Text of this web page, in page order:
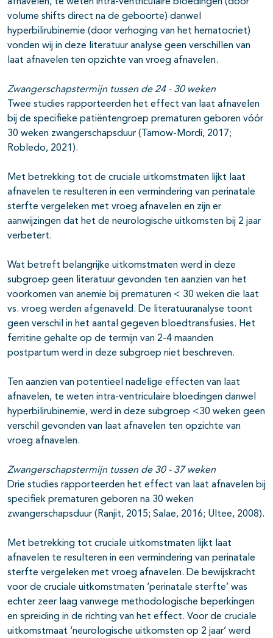
volume shifts direct na de geboorte) danwel
hyperbilirubinemie (door verhoging van het hematocriet)
vonden wij in deze literatuur analyse geen verschillen van
laat afnavelen ten opzichte van vroeg afnavelen.
Zwangerschapstermijn tussen de 24 - 30 weken
Twee studies rapporteerden het effect van laat afnavelen
bij de specifieke patiëntengroep prematuren geboren vóór
30 weken zwangerschapsduur (Tarnow-Mordi, 2017;
Robledo, 2021).
Met betrekking tot de cruciale uitkomstmaten lijkt laat
afnavelen te resulteren in een vermindering van perinatale
sterfte vergeleken met vroeg afnavelen en zijn er
aanwijzingen dat het de neurologische uitkomsten bij 2 jaar
verbetert.
Wat betreft belangrijke uitkomstmaten werd in deze
subgroep geen literatuur gevonden ten aanzien van het
voorkomen van anemie bij prematuren < 30 weken die laat
vs. vroeg werden afgenaveld. De literatuuranalyse toont
geen verschil in het aantal gegeven bloedtransfusies. Het
ferritine gehalte op de termijn van 2-4 maanden
postpartum werd in deze subgroep niet beschreven.
Ten aanzien van potentieel nadelige effecten van laat
afnavelen, te weten intra-ventriculaire bloedingen danwel
hyperbilirubinemie, werd in deze subgroep <30 weken geen
verschil gevonden van laat afnavelen ten opzichte van
vroeg afnavelen.
Zwangerschapstermijn tussen de 30 - 37 weken
Drie studies rapporteerden het effect van laat afnavelen bij
specifiek prematuren geboren na 30 weken
zwangerschapsduur (Ranjit, 2015; Salae, 2016; Ultee, 2008).
Met betrekking tot cruciale uitkomstmaten lijkt laat
afnavelen te resulteren in een vermindering van perinatale
sterfte vergeleken met vroeg afnavelen. De bewijskracht
voor de cruciale uitkomstmaten ‘perinatale sterfte’ was
echter zeer laag vanwege methodologische beperkingen
en spreiding in de richting van het effect. Voor de cruciale
uitkomstmaat ‘neurologische uitkomsten op 2 jaar’ werd